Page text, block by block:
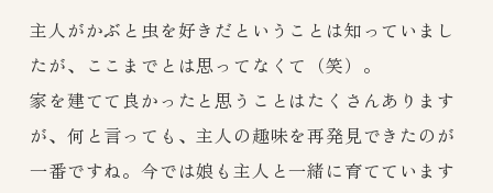
主人がかぶと虫を好きだということは知っていまし
たが、ここまでとは思ってなくて（笑）。
家を建てて良かったと思うことはたくさんあります
が、何と言っても、主人の趣味を再発見できたのが
一番ですね。今では娘も主人と一緒に育てています